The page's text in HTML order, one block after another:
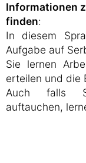
Informationen
finden:
In diesem
Aufgabe auf
Sie lernen
erteilen und die
Auch falls
auftauchen,